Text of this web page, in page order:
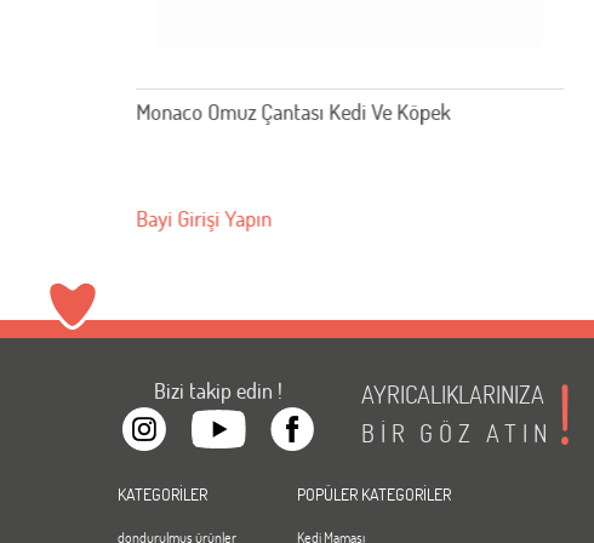
Monaco Omuz Çantası Kedi Ve Köpek
Bayi Girişi Yapın
Bizi takip edin !
AYRICALIKLARINIZA
BİR GÖZ ATIN
KATEGORİLER
dondurulmuş ürünler
POPÜLER KATEGORİLER
Kedi Maması